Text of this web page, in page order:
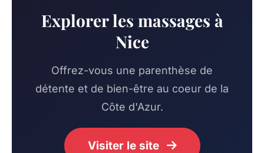
Explorer les massages à
Nice
Offrez-vous une parenthèse de
détente et de bien-être au coeur de la
Côte d'Azur.
Visiter le site